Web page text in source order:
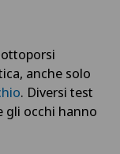
anche solo
. Diversi test
gli occhi hanno